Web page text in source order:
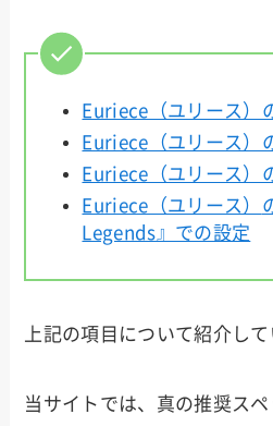
Euriece（ユリース）
Euriece（ユリース）
Euriece（ユリース）
Euriece（ユリース）
Legends』での設定
上記の項目について紹介して
当サイトでは、真の推奨ス